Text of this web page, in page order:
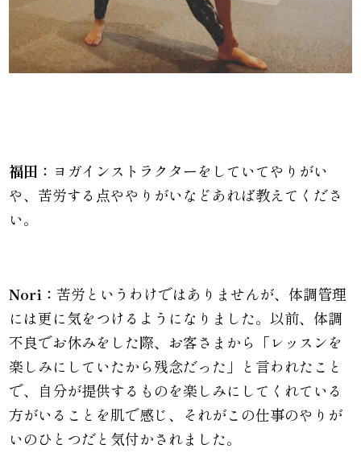
福田： ヨガインストラクターをしていてやりがい
や、苦労する点ややりがいなどあれば教えてくださ
い。
Nori： 苦労というわけではありませんが、体調管理
には更に気をつけるようになりました。以前、体調
不良でお休みをした際、お客さまから「レッスンを
楽しみにしていたから残念だった」と言われたこと
で、自分が提供するものを楽しみにしてくれている
方がいることを肌で感じ、それがこの仕事のやりが
いのひとつだと気付かされました。